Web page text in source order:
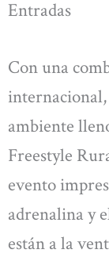
Entradas
Con una
ambiente
Freestyle
evento
adrenalina y
están a la